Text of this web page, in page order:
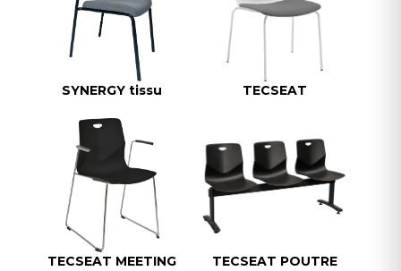
SYNERGY tissu TECSEAT
TECSEAT MEETING TECSEAT POUTRE